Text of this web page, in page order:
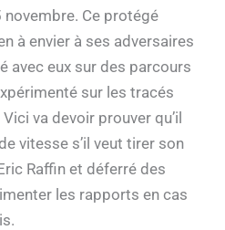
Ce protégé
à envier à ses adversaires
avec eux sur des parcours
sur les tracés
va devoir prouver qu’il
vitesse s’il veut tirer son
Raffin et déferré des
les rapports en cas